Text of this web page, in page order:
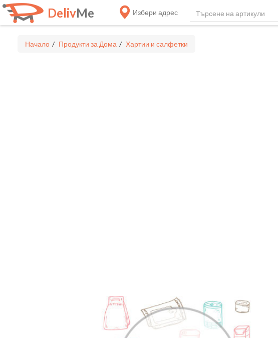
DelivMe Избери адрес
Начало Продукти за Дома Хартии и салфетки